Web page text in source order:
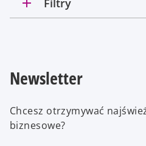
Newsletter
Chcesz otrzymywać
biznesowe?